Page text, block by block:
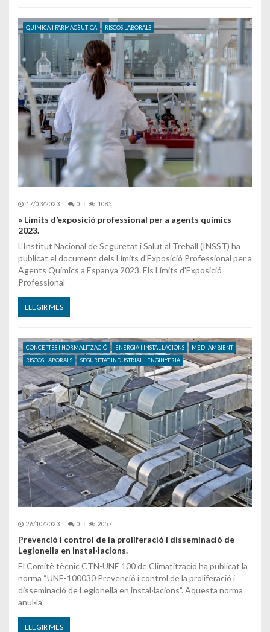
QUÍMICA I FARMACÈUTICA RISCOS LABORALS
17/03/2023 0 1085
» Límits d’exposició professional per a agents químics
2023.
L'Institut Nacional de Seguretat i Salut al Treball (INSST) ha
publicat el document dels Límits d'Exposició Professional per a
Agents Químics a Espanya 2023. Els Límits d'Exposició
Professional
LLEGIR MÉS
CONCEPTES I NORMALITZACIÓ ENERGIA I INSTAL·LACIONS
MEDI AMBIENT
RISCOS LABORALS
SEGURETAT INDUSTRIAL I ENGINYERIA
26/10/2023 0 2057
Prevenció i control de la proliferació i disseminació de
Legionella en instal·lacions.
El Comitè tècnic CTN-UNE 100 de Climatització ha publicat la
norma “UNE-100030 Prevenció i control de la proliferació i
disseminació de Legionella en instal·lacions”. Aquesta norma
anul·la
LLEGIR MÉS